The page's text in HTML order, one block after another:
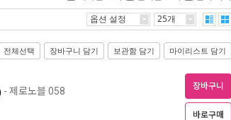
옵션 설정 25개
전체선택 장바구니 담기 보관함 담기 마이리스트 담기
- 제로노블 058 장바구니
바로구매